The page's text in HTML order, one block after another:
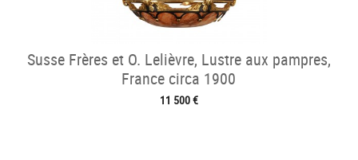
Susse Frères et O. Lelièvre, Lustre aux pampres,
France circa 1900
11 500 €